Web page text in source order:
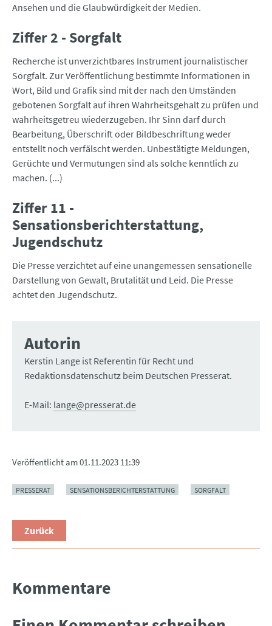
Ansehen und die Glaubwürdigkeit der Medien.
Ziffer 2 - Sorgfalt
Recherche ist unverzichtbares Ins­trument journalistischer
Sorgfalt. Zur Veröffentlichung bestimmte Informationen in
Wort, Bild und Grafik sind mit der nach den Umständen
gebotenen Sorgfalt auf ihren Wahrheitsgehalt zu prüfen und
wahrheitsgetreu wiederzugeben. Ihr Sinn darf durch
Bearbeitung, Überschrift oder Bildbeschriftung weder
entstellt noch verfälscht werden. Unbestätigte Meldungen,
Gerüchte und Vermutungen sind als solche kenntlich zu
machen. (...)
Ziffer 11 -
Sensationsberichterstattung,
Jugendschutz
Die Presse verzichtet auf eine unangemessen sensationelle
Darstellung von Gewalt, Brutalität und Leid. Die Presse
achtet den Jugendschutz.
Autorin
Kerstin Lange ist Referentin für Recht und
Redaktionsdatenschutz beim Deutschen Presserat.
E-Mail: lange@presserat.de
Veröffentlicht am01.11.2023 11:39
PRESSERAT SENSATIONSBERICHTERSTATTUNG SORGFALT
Zurück
Kommentare